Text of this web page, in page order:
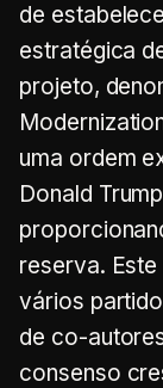
de
estratégica
projeto,
uma ordem
Donald
reserva.
vários
de co-
consenso